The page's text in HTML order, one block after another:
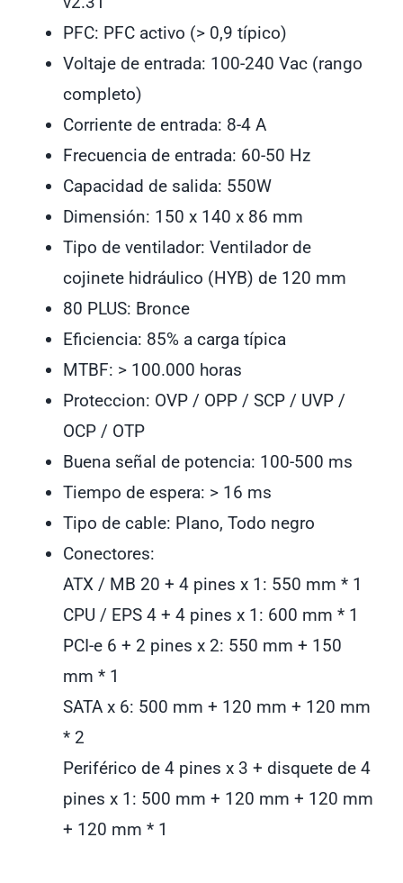
PFC: PFC activo (> 0,9 típico)
Voltaje de entrada: 100-240 Vac (rango
completo)
Corriente de entrada: 8-4 A
Frecuencia de entrada: 60-50 Hz
Capacidad de salida: 550W
Dimensión: 150 x 140 x 86 mm
Tipo de ventilador: Ventilador de
cojinete hidráulico (HYB) de 120 mm
80 PLUS: Bronce
Eficiencia: 85% a carga típica
MTBF: > 100.000 horas
Proteccion: OVP / OPP / SCP / UVP /
OCP / OTP
Buena señal de potencia: 100-500 ms
Tiempo de espera: > 16 ms
Tipo de cable: Plano, Todo negro
Conectores:
ATX / MB 20 + 4 pines x 1: 550 mm * 1
CPU / EPS 4 + 4 pines x 1: 600 mm * 1
PCI-e 6 + 2 pines x 2: 550 mm + 150
mm * 1
SATA x 6: 500 mm + 120 mm + 120 mm
* 2
Periférico de 4 pines x 3 + disquete de 4
pines x 1: 500 mm + 120 mm + 120 mm
+ 120 mm * 1